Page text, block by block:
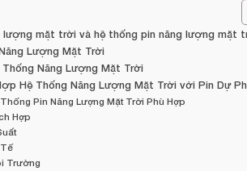
lượng mặt trời và hệ thống pin năng lượng mặt
Lượng Mặt Trời
Thống Năng Lượng Mặt Trời
Hệ Thống Năng Lượng Mặt Trời với Pin Dự
Pin Năng Lượng Mặt Trời Phù Hợp
Hợp
Trường